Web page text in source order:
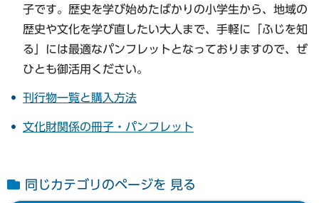
子です。歴史を学び始めたばかりの小学生から、地域の
歴史や文化を学び直したい大人まで、手軽に「ふじを知
る」には最適なパンフレットとなっておりますので、ぜ
ひとも御活用ください。
刊行物一覧と購入方法
文化財関係の冊子・パンフレット
同じカテゴリのページを 見る